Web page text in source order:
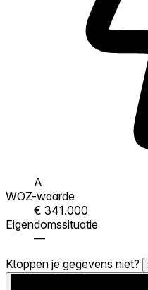
A
WOZ-waarde
€ 341.000
Eigendomssituatie
—
Kloppen je gegevens niet?